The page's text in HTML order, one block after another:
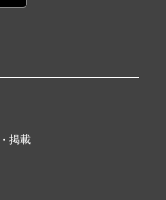
掲載